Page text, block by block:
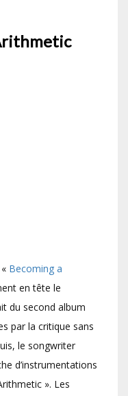
Becoming a
en tête le
du second album
par la critique sans
le songwriter
d’instrumentations
». Les